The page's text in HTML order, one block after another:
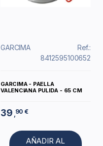
GARCIMA
Ref.:
8412595100652
GARCIMA - PAELLA
VALENCIANA PULIDA - 65 CM
39 90 €
AÑADIR AL